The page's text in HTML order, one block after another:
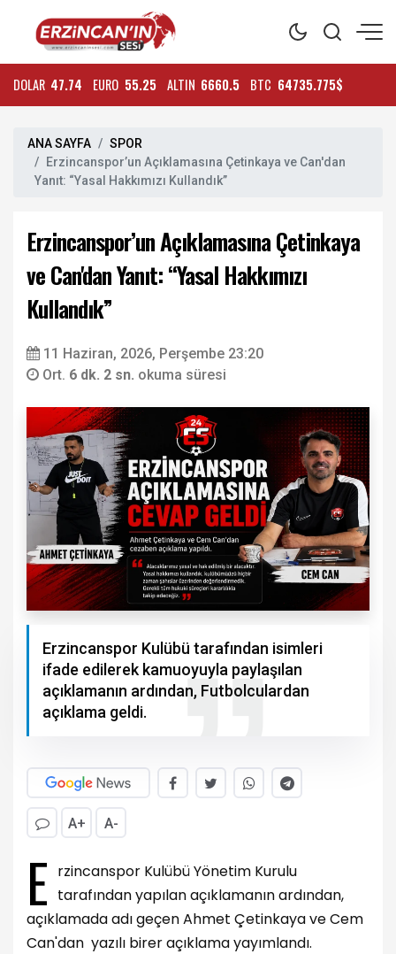
DOLAR 47.74 EURO 55.25 ALTIN 6660.5 BTC 64735.775$
ANA SAYFA
SPOR
Erzincanspor’un Açıklamasına Çetinkaya ve Can'dan
Yanıt: “Yasal Hakkımızı Kullandık”
Erzincanspor’un Açıklamasına Çetinkaya
ve Can'dan Yanıt: “Yasal Hakkımızı
Kullandık”
11 Haziran, 2026, Perşembe 23:20
Ort. 6 dk. 2 sn. okuma süresi
Erzincanspor Kulübü tarafından isimleri
ifade edilerek kamuoyuyla paylaşılan
açıklamanın ardından, Futbolculardan
açıklama geldi.
A+ A-
E rzincanspor Kulübü Yönetim Kurulu
tarafından yapılan açıklamanın ardından,
açıklamada adı geçen Ahmet Çetinkaya ve Cem
Can'dan yazılı birer açıklama yayımlandı.